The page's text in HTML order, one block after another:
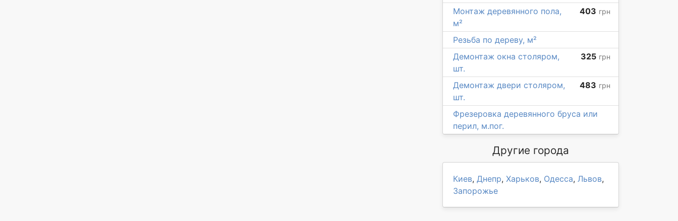
Монтаж деревянного пола,
м²
403 грн
Резьба по дереву, м²
Демонтаж окна столяром,
шт.
325 грн
Демонтаж двери столяром,
шт.
483 грн
Фрезеровка деревянного бруса или
перил, м.пог.
Другие города
Киев, Днепр, Харьков, Одесса, Львов,
Запорожье